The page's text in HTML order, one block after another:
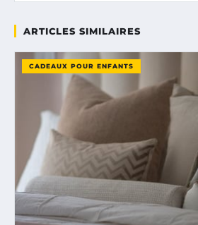
ARTICLES SIMILAIRES
CADEAUX POUR ENFANTS